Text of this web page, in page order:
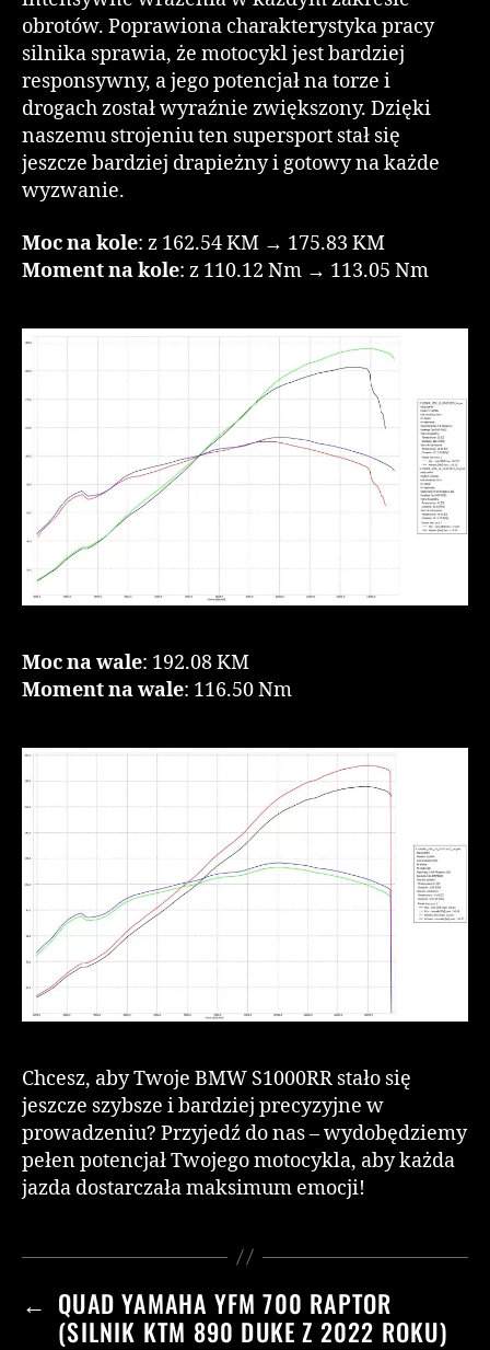
obrotów. Poprawiona charakterystyka pracy
silnika sprawia, że motocykl jest bardziej
responsywny, a jego potencjał na torze i
drogach został wyraźnie zwiększony. Dzięki
naszemu strojeniu ten supersport stał się
jeszcze bardziej drapieżny i gotowy na każde
wyzwanie.
Moc na kole: z 162.54 KM → 175.83 KM
Moment na kole: z 110.12 Nm → 113.05 Nm
Moc na wale: 192.08 KM
Moment na wale: 116.50 Nm
Chcesz, aby Twoje BMW S1000RR stało się
jeszcze szybsze i bardziej precyzyjne w
prowadzeniu? Przyjedź do nas – wydobędziemy
pełen potencjał Twojego motocykla, aby każda
jazda dostarczała maksimum emocji!
← QUAD YAMAHA YFM 700 RAPTOR
(SILNIK KTM 890 DUKE Z 2022 ROKU)